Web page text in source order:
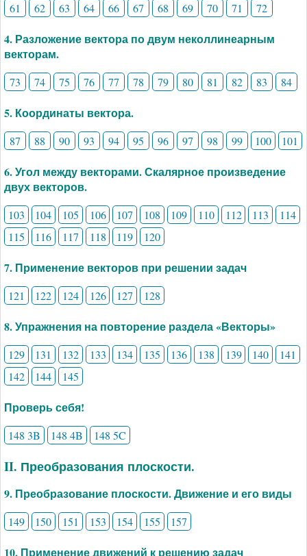
61 62 63 64 66 67 68 69 70 71 72
4. Разложение вектора по двум неколлинеарным
векторам.
73 74 75 76 77 78 79 80 81 82 83 84
5. Координаты вектора.
87 88 90 93 94 95 96 97 98 99 100 101
6. Угол между векторами. Скалярное произведение
двух векторов.
103 104 105 106 107 108 109 110 112 113
114
115
116 117 118 119 120
7. Применение векторов при решении задач
121 122 124 126 127 128
8. Упражнения на повторение раздела «Векторы»
129 131 132 133 134 135 136 138 139 140
141
142
144 145
Проверь себя!
148 3B 148 4B 148 5C
II. Преобразования плоскости.
9. Преобразование плоскости. Движение и его виды
149 150 151 153 154 155 157
10. Применение движений к решению задач